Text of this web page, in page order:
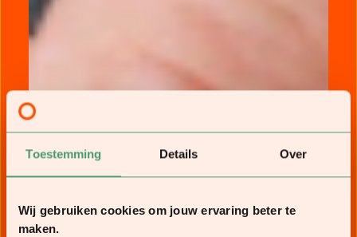
Toestemming Details Over
Wij gebruiken cookies om jouw ervaring beter te
maken.